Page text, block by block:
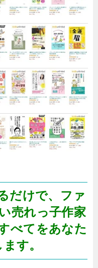
だけで、ファ
売れっ子作家
べてをあなた
す。